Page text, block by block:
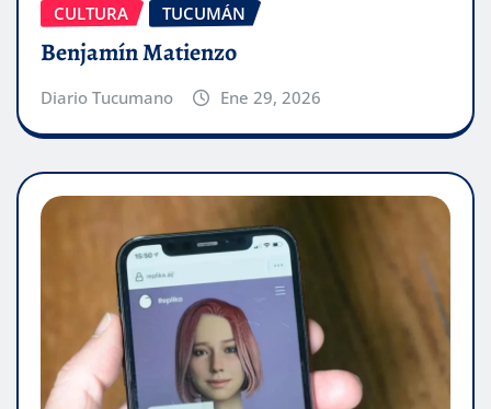
CULTURA TUCUMÁN
Benjamín Matienzo
Diario Tucumano Ene 29, 2026